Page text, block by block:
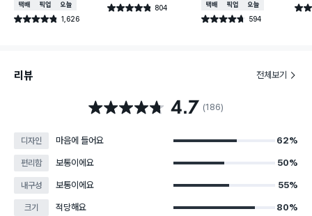
택배배송매장픽업오늘배송
별점 4.8점 1,626
건 작성
별점 4.8점 804
건 작성
택배배송매장픽업오늘배송
별점 4.7점 594
건 작성
별점
리뷰 전체보기
별점 4.7점 4.7 (186)
디자인 마음에 들어요 62%
편리함 보통이에요 50%
내구성 보통이에요 55%
크기 적당해요 80%